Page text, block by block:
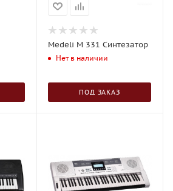
Medeli М 331 Синтезатор
Нет в наличии
ПОД ЗАКАЗ